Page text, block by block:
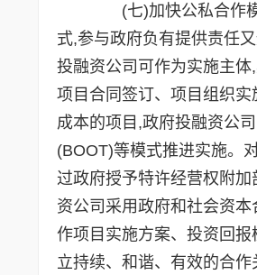
(七)加快公私合作模
式,参与政府负有提供责任
投融资公司可作为实施主体
项目合同签订、项目组织
成本的项目,政府投融资公
(BOOT)等模式推进实施。
过政府授予特许经营权附
资公司采用政府和社会资
作项目实施方案、投资回
立持续、和谐、有效的合作